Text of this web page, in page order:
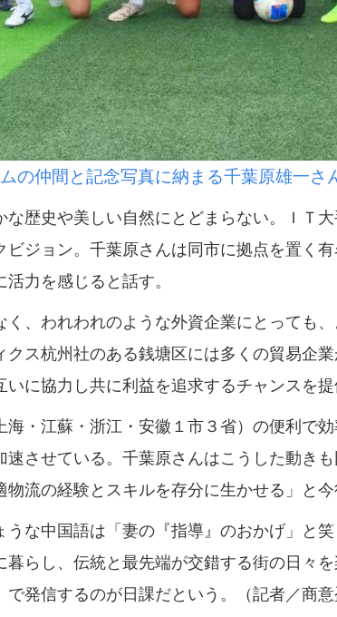
の仲間と記念写真に納まる千葉原雄一さ
歴史や美しい自然にとどまらない。ＩＴ
ビジョン。千葉原さんは同市に拠点を置く
力を感じると話す。
、われわれのような外資企業にとっても
クス杭州社のある銭塘区には多くの貿易企
に協力し共に利益を追求するチャンスを提
・江蘇・浙江・安徽１市３省）の便利で
速させている。千葉原さんはこうした動き
流の経験とスキルを存分に生かせる」と今
な中国語は「妻の『指導』のおかげ」と
暮らし、伝統と最先端が交錯する街の日々
発信するのが日課だという。（記者／商意